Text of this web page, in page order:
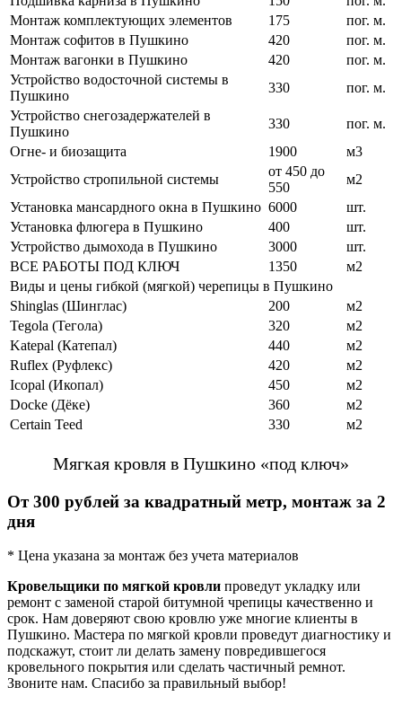
Монтаж комплектующих элементов
175
пог. м.
Монтаж софитов в Пушкино
420
пог. м.
Монтаж вагонки в Пушкино
420
пог. м.
Устройство водосточной системы в
Пушкино
330
пог. м.
Устройство снегозадержателей в
Пушкино
330
пог. м.
Огне- и биозащита
1900
м3
Устройство стропильной системы
от 450 до
550
м2
Установка мансардного окна в Пушкино 6000
шт.
Установка флюгера в Пушкино
400
шт.
Устройство дымохода в Пушкино
3000
шт.
ВСЕ РАБОТЫ ПОД КЛЮЧ
1350
м2
Виды и цены гибкой (мягкой) черепицы в Пушкино
Shinglas (Шинглас)
200
м2
Tegola (Тегола)
320
м2
Katepal (Катепал)
440
м2
Ruflex (Руфлекс)
420
м2
Icopal (Икопал)
450
м2
Docke (Дёке)
360
м2
Certain Teed
330 м2
Мягкая кровля в Пушкино «под ключ»
От 300 рублей за квадратный метр, монтаж за 2
дня
* Цена указана за монтаж без учета материалов
Кровельщики по мягкой кровли проведут укладку или
ремонт с заменой старой битумной чрепицы качественно и
срок. Нам доверяют свою кровлю уже многие клиенты в
Пушкино. Мастера по мягкой кровли проведут диагностику и
подскажут, стоит ли делать замену повредившегося
кровельного покрытия или сделать частичный ремнот.
Звоните нам. Спасибо за правильный выбор!